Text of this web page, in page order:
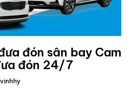
đón sân bay Cam
đón 24/7